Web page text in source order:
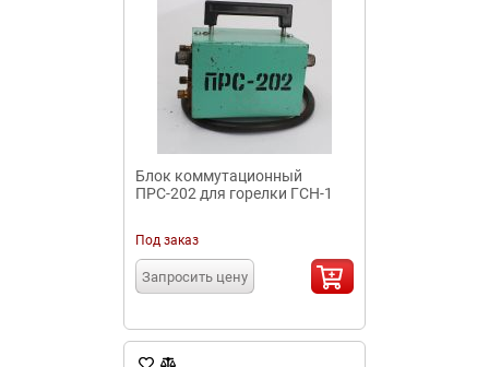
Блок коммутационный
ПРС-202 для горелки ГСН-1
Под заказ
Запросить цену